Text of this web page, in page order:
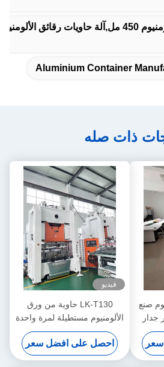
عالية القوة
Aluminium Container
ذات صله
صنع
جدار
فيديو
LK-T130 حاوية من ورق
الألومنيوم مستطيلة لمرة واحدة
صديقة للبيئة
احصل على افضل سعر